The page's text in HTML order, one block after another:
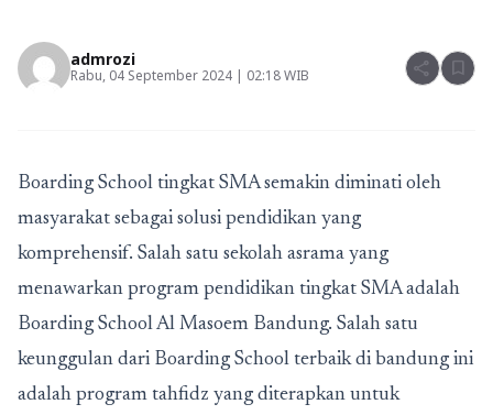
admrozi
Rabu, 04 September 2024 | 02:18 WIB share bookmark
Boarding School tingkat SMAsemakin diminati oleh
masyarakat sebagai solusi pendidikan yang
komprehensif. Salah satu sekolah asrama yang
menawarkan program pendidikan tingkat SMA adalah
Boarding School Al Masoem Bandung. Salah satu
keunggulan dari Boarding School terbaik di bandung ini
adalah program tahfidz yang diterapkan untuk